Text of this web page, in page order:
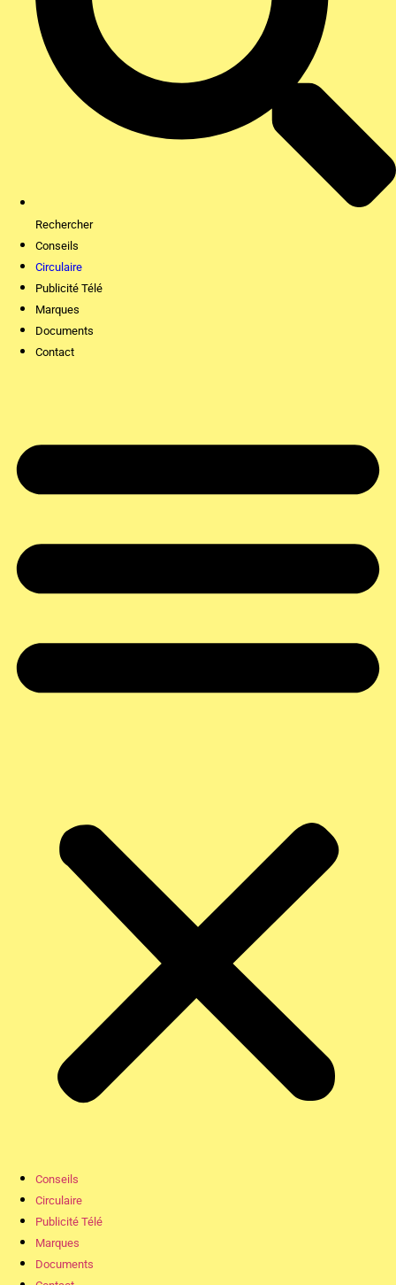
Rechercher
Conseils
Circulaire
Publicité Télé
Marques
Documents
Contact
Conseils
Circulaire
Publicité Télé
Marques
Documents